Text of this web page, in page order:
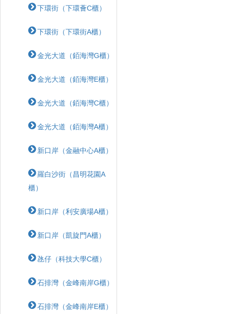
下環街（下環薈C櫃）
下環街（下環街A櫃）
金光大道（銆海灣G櫃）
金光大道（銆海灣E櫃）
金光大道（銆海灣C櫃）
金光大道（銆海灣A櫃）
新口岸（金融中心A櫃）
羅白沙街（昌明花園A
櫃）
新口岸（利安廣場A櫃）
新口岸（凱旋門A櫃）
氹仔（科技大學C櫃）
石排灣（金峰南岸G櫃）
石排灣（金峰南岸E櫃）